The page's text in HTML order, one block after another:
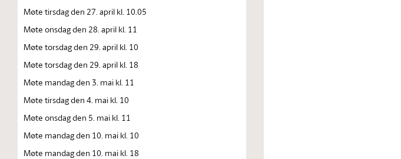
Møte tirsdag den 27. april kl. 10.05
Møte onsdag den 28. april kl. 11
Møte torsdag den 29. april kl. 10
Møte torsdag den 29. april kl. 18
Møte mandag den 3. mai kl. 11
Møte tirsdag den 4. mai kl. 10
Møte onsdag den 5. mai kl. 11
Møte mandag den 10. mai kl. 10
Møte mandag den 10. mai kl. 18